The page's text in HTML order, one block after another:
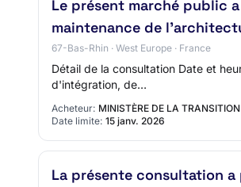
Le présent marché public
maintenance de
67-Bas-Rhin · West Europe · France
Détail de la consultation Date et
d'intégration, de…
Acheteur: MINISTÈRE DE LA
Date limite: 15 janv. 2026
La présente consultation